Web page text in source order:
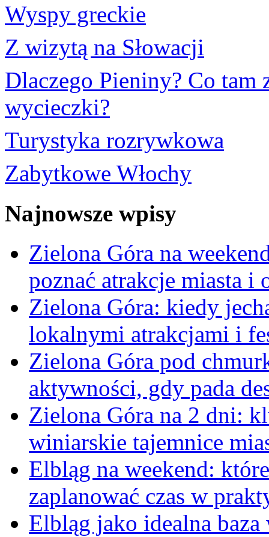
Wyspy greckie
Z wizytą na Słowacji
Dlaczego Pieniny? Co
wycieczki?
Turystyka rozrywkowa
Zabytkowe Włochy
Najnowsze wpisy
Zielona Góra na
poznać atrakcje miasta i
Zielona Góra: kiedy
lokalnymi atrakcjami i
Zielona Góra pod
aktywności, gdy pada
Zielona Góra na 2 dni:
winiarskie tajemnice
Elbląg na weekend:
zaplanować czas w
Elbląg jako idealna